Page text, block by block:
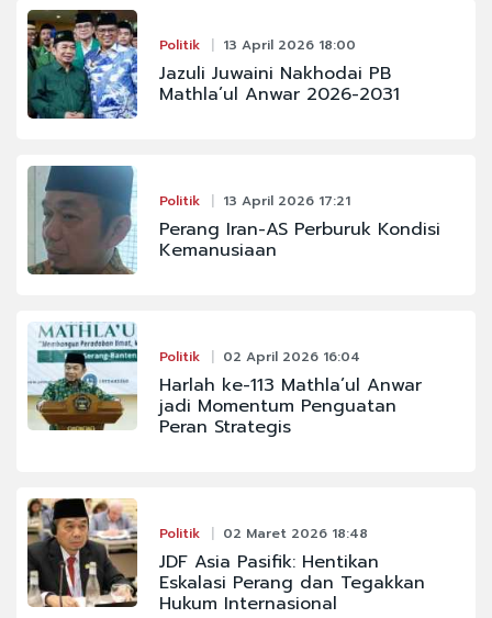
Politik 13 April 2026 18:00
Jazuli Juwaini Nakhodai PB
Mathla’ul Anwar 2026-2031
Politik 13 April 2026 17:21
Perang Iran-AS Perburuk Kondisi
Kemanusiaan
Politik 02 April 2026 16:04
Harlah ke-113 Mathla’ul Anwar
jadi Momentum Penguatan
Peran Strategis
Politik 02 Maret 2026 18:48
JDF Asia Pasifik: Hentikan
Eskalasi Perang dan Tegakkan
Hukum Internasional